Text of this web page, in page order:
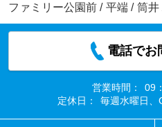
ファミリー公園前 / 平端 / 筒井
電話でお
営業時間：
09
定休日：
毎週水曜日、